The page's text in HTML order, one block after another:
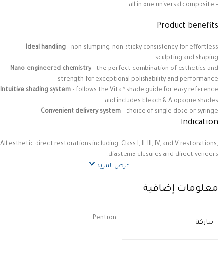
– all in one universal composite.
Product benefits
Ideal handling – non-slumping, non-sticky consistency for effortless
sculpting and shaping
Nano-engineered chemistry– the perfect combination of esthetics and
strength for exceptional polishability and performance
Intuitive shading system – follows the Vita ® shade guide for easy reference
and includes bleach & A opaque shades
Convenient delivery system – choice of single dose or syringe
Indication
All esthetic direct restorations including, Class I, II, III, IV, and V restorations,
diastema closures and direct veneers.
عرض المزيد
معلومات إضافية
ماركة
Pentron